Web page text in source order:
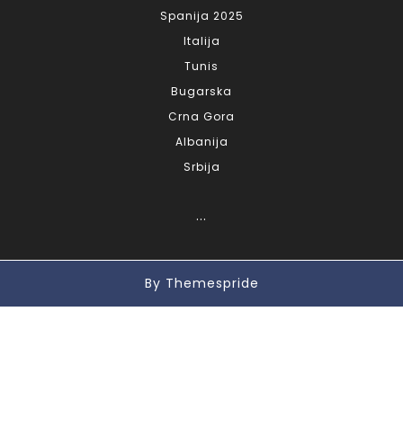
Spanija 2025
Italija
Tunis
Bugarska
Crna Gora
Albanija
Srbija
...
By Themespride